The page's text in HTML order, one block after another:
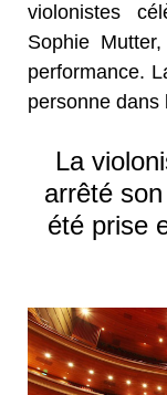
violonistes
Sophie
performance.
personne dans
La
arrêté
été prise